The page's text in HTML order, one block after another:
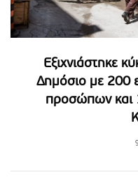
Εξιχνιάστηκε
Δημόσιο με 200
προσώπων και